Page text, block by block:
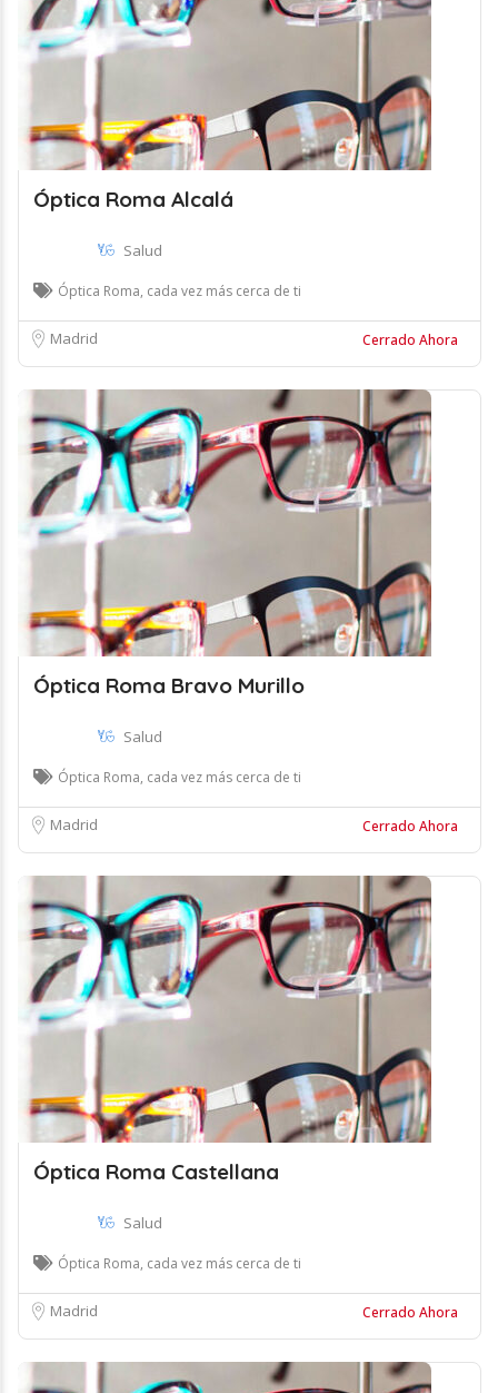
Óptica Roma Alcalá
Salud
Óptica Roma, cada vez más cerca de ti
Madrid Cerrado Ahora
Óptica Roma Bravo Murillo
Salud
Óptica Roma, cada vez más cerca de ti
Madrid Cerrado Ahora
Óptica Roma Castellana
Salud
Óptica Roma, cada vez más cerca de ti
Madrid Cerrado Ahora